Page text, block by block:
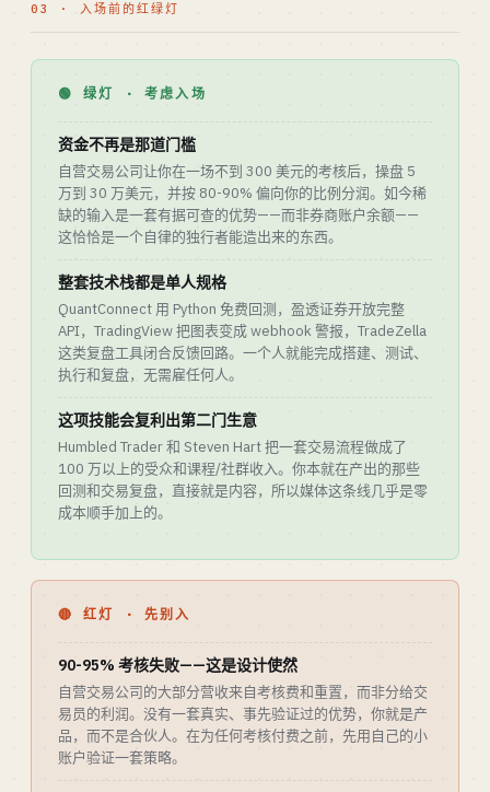
03 · 入场前的红绿灯
🟢 绿灯 · 考虑入场
资金不再是那道门槛
自营交易公司让你在一场不到 300 美元的考核后，操盘 5
万到 30 万美元，并按 80-90% 偏向你的比例分润。如今稀
缺的输入是一套有据可查的优势——而非券商账户余额——
这恰恰是一个自律的独行者能造出来的东西。
整套技术栈都是单人规格
QuantConnect 用 Python 免费回测，盈透证券开放完整
API，TradingView 把图表变成 webhook 警报，TradeZella
这类复盘工具闭合反馈回路。一个人就能完成搭建、测试、
执行和复盘，无需雇任何人。
这项技能会复利出第二门生意
Humbled Trader 和 Steven Hart 把一套交易流程做成了
100 万以上的受众和课程/社群收入。你本就在产出的那些
回测和交易复盘，直接就是内容，所以媒体这条线几乎是零
成本顺手加上的。
🔴 红灯 · 先别入
90-95% 考核失败——这是设计使然
自营交易公司的大部分营收来自考核费和重置，而非分给交
易员的利润。没有一套真实、事先验证过的优势，你就是产
品，而不是合伙人。在为任何考核付费之前，先用自己的小
账户验证一套策略。